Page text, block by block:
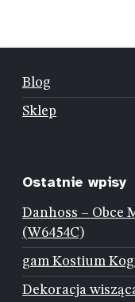
Blog
Sklep
Ostatnie wpisy
Danhoss – Obce
(W6454C)
gam Kostium
Dekoracja